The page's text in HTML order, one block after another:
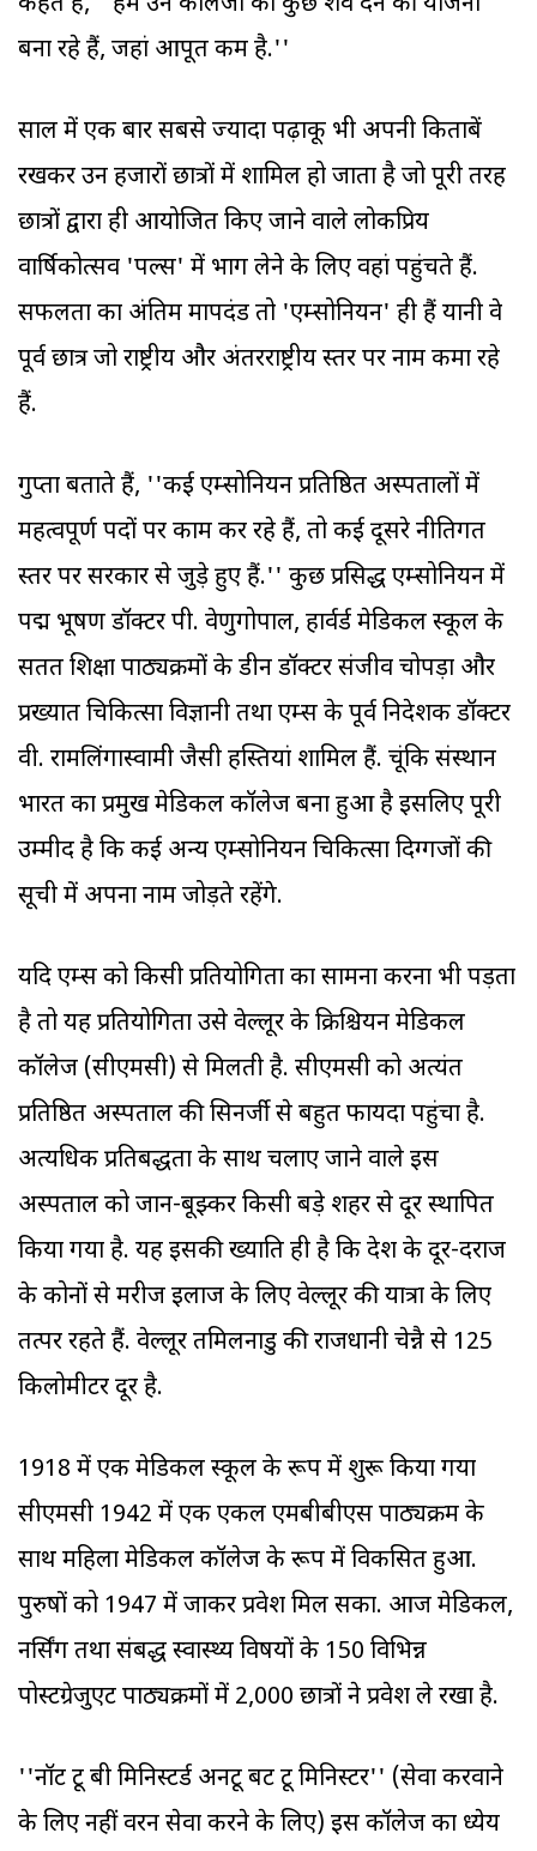
बना रहे हैं, जहां आपूर्ति कम है.''
साल में एक बार सबसे ज्‍यादा पढ़ाकू भी अपनी किताबें
रखकर उन हजारों छात्रों में शामिल हो जाता है जो पूरी तरह
छात्रों द्वारा ही आयोजित किए जाने वाले लोकप्रिय
वार्षिकोत्सव 'पल्स' में भाग लेने के लिए वहां पहुंचते हैं.
सफलता का अंतिम मापदंड तो 'एम्सोनियन' ही हैं यानी वे
पूर्व छात्र जो राष्ट्रीय और अंतरराष्ट्रीय स्तर पर नाम कमा रहे
हैं.
गुप्ता बताते हैं, ''कई एम्सोनियन प्रतिष्ठित अस्पतालों में
महत्वपूर्ण पदों पर काम कर रहे हैं, तो कई दूसरे नीतिगत
स्तर पर सरकार से जुड़े हुए हैं.'' कुछ प्रसिद्ध एम्सोनियन में
पद्म भूषण डॉक्टर पी. वेणुगोपाल, हार्वर्ड मेडिकल स्कूल के
सतत शिक्षा पाठ्यक्रमों के डीन डॉक्टर संजीव चोपड़ा और
प्रख्यात चिकित्सा विज्ञानी तथा एम्स के पूर्व निदेशक डॉक्टर
वी. रामलिंगास्वामी जैसी हस्तियां शामिल हैं. चूंकि संस्थान
भारत का प्रमुख मेडिकल कॉलेज बना हुआ है इसलिए पूरी
उम्मीद है कि कई अन्य एम्सोनियन चिकित्सा दिग्गजों की
सूची में अपना नाम जोड़ते रहेंगे.
यदि एम्स को किसी प्रतियोगिता का सामना करना भी पड़ता
है तो यह प्रतियोगिता उसे वेल्लूर के क्रिश्चियन मेडिकल
कॉलेज (सीएमसी) से मिलती है. सीएमसी को अत्यंत
प्रतिष्ठित अस्पताल की सिनर्जी से बहुत फायदा पहुंचा है.
अत्यधिक प्रतिबद्धता के साथ चलाए जाने वाले इस
अस्पताल को जान-बूझ्कर किसी बड़े शहर से दूर स्थापित
किया गया है. यह इसकी ख्याति ही है कि देश के दूर-दराज
के कोनों से मरीज इलाज के लिए वेल्लूर की यात्रा के लिए
तत्पर रहते हैं. वेल्लूर तमिलनाडु की राजधानी चेन्नै से 125
किलोमीटर दूर है.
1918 में एक मेडिकल स्कूल के रूप में शुरू किया गया
सीएमसी 1942 में एक एकल एमबीबीएस पाठ्यक्रम के
साथ महिला मेडिकल कॉलेज के रूप में विकसित हुआ.
पुरुषों को 1947 में जाकर प्रवेश मिल सका. आज मेडिकल,
नर्सिंग तथा संबद्ध स्वास्थ्य विषयों के 150 विभिन्न
पोस्टग्रेजुएट पाठ्यक्रमों में 2,000 छात्रों ने प्रवेश ले रखा है.
''नॉट टू बी मिनिस्टर्ड अनटू बट टू मिनिस्टर'' (सेवा करवाने
के लिए नहीं वरन सेवा करने के लिए) इस कॉलेज का ध्येय